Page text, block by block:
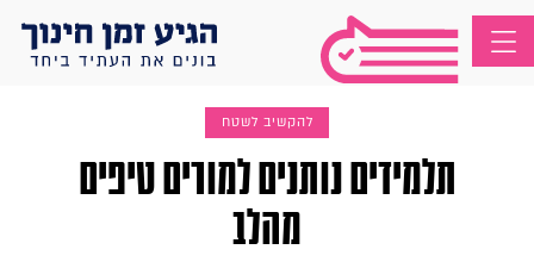
להקשיב לשטח
תלמידים נותנים למורים טיפים
מהלב